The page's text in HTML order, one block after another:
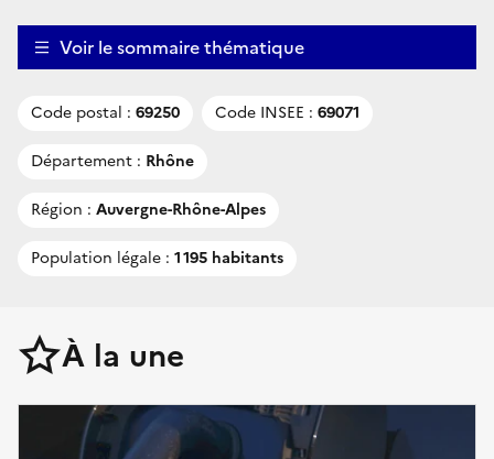
Voir le sommaire thématique
Code postal : 69250 Code INSEE : 69071
Département : Rhône
Région : Auvergne-Rhône-Alpes
Population légale : 1 195 habitants
À la une